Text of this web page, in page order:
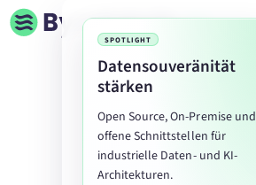
SPOTLIGHT
Datensouveränität
stärken
Open Source, On-Premise und
offene Schnittstellen für
industrielle Daten- und KI-
Architekturen.